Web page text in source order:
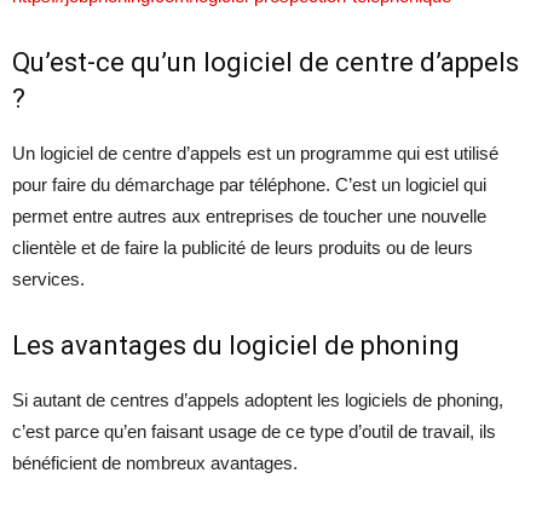
Qu’est-ce qu’un logiciel de centre d’appels
?
Un logiciel de centre d’appels est un programme qui est utilisé
pour faire du démarchage par téléphone. C’est un logiciel qui
permet entre autres aux entreprises de toucher une nouvelle
clientèle et de faire la publicité de leurs produits ou de leurs
services.
Les avantages du logiciel de phoning
Si autant de centres d’appels adoptent les logiciels de phoning,
c’est parce qu’en faisant usage de ce type d’outil de travail, ils
bénéficient de nombreux avantages.